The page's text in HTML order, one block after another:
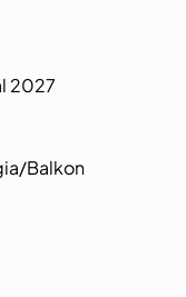
2027
Balkon